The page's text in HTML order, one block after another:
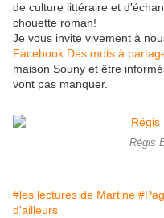
de culture littéraire et
chouette roman!
Je vous invite vivement à
Facebook Des mots à
maison Souny et être
vont pas manquer.
Régis
#les lectures de Martine
d'ailleurs